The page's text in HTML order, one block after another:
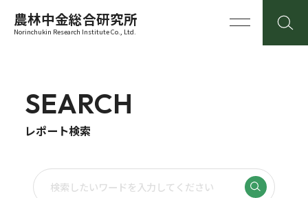
農林中金総合研究所
Norinchukin Research Institute Co., Ltd.
SEARCH
レポート検索